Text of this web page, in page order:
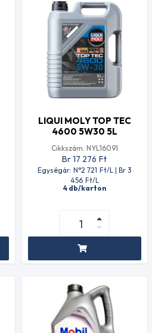
LIQUI MOLY TOP TEC
4600 5W30 5L
Cikkszám: NYL16091
Br 17 276 Ft
Egységár: N°2 721 Ft/L | Br 3
456 Ft/L
4 db/karton